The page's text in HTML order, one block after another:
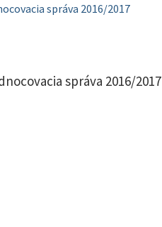
správa 2016/2017
správa 2016/2017